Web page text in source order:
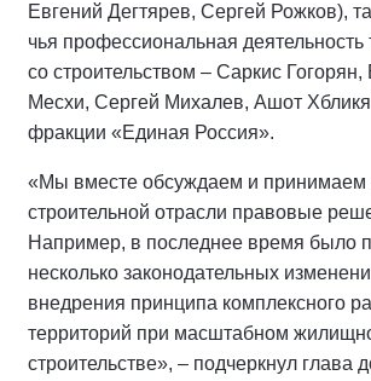
Евгений Дегтярев, Сергей Рожков),
чья профессиональная деятельность
со строительством – Саркис
Месхи, Сергей Михалев, Ашот
фракции «Единая Россия».
«Мы вместе обсуждаем и
строительной отрасли правовые
Например, в последнее время было
несколько законодательных
внедрения принципа комплексного
территорий при масштабном
строительстве», – подчеркнул глава